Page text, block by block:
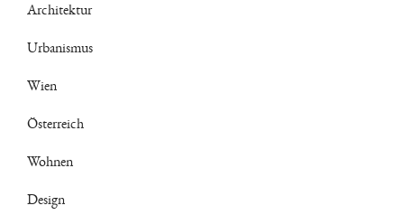
Architektur
Urbanismus
Wien
Österreich
Wohnen
Design